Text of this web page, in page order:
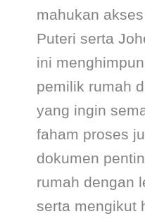
mahukan
Puteri serta
ini
pemilik rumah
yang ingin
faham proses
dokumen
rumah dengan
serta mengikut